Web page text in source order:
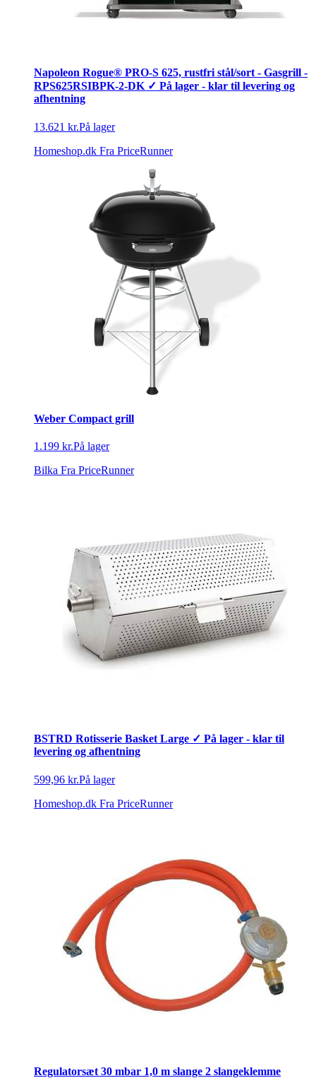
Napoleon Rogue® PRO-S 625, rustfri stål/sort - Gasgrill -
RPS625RSIBPK-2-DK ✓ På lager - klar til levering og
afhentning
13.621 kr.På lager
Homeshop.dk Fra PriceRunner
Weber Compact grill
1.199 kr.På lager
Bilka Fra PriceRunner
BSTRD Rotisserie Basket Large ✓ På lager - klar til
levering og afhentning
599,96 kr.På lager
Homeshop.dk Fra PriceRunner
Regulatorsæt 30 mbar 1,0 m slange 2 slangeklemme